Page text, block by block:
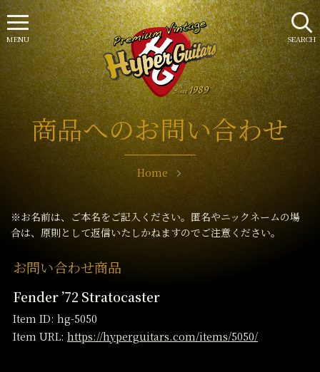
商品へのお問い合わせ
Home
※お名前は、ご本名をご記入ください。匿名やニックネームの場
合は、原則として返信いたしかねますのでご注意ください。
お問い合わせ商品
Fender ’72 Stratocaster
Item ID: hg-5050
Item URL: https://hyperguitars.com/items/5050/
SEARCH
MENU